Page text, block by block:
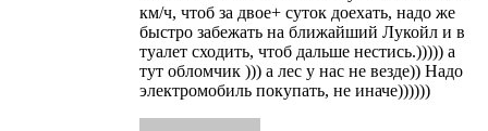
км/ч, чтоб за двое+ суток доехать, надо же
быстро забежать на ближайший Лукойл и в
туалет сходить, чтоб дальше нестись.))))) а
тут обломчик ))) а лес у нас не везде)) Надо
электромобиль покупать, не иначе))))))